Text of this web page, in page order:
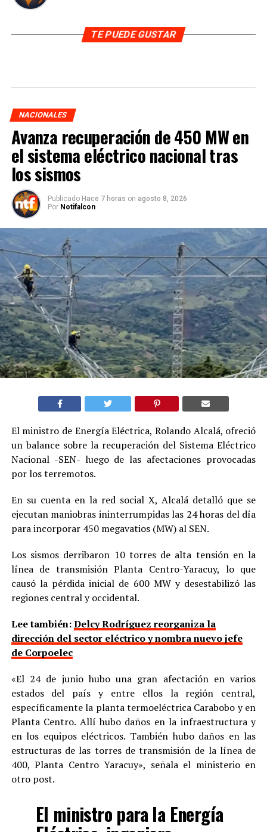
TE PUEDE GUSTAR
NACIONALES
Avanza recuperación de 450 MW en
el sistema eléctrico nacional tras
los sismos
Publicado Hace 7 horas on agosto 8, 2026
Por Notifalcon
El ministro de Energía Eléctrica, Rolando Alcalá, ofreció
un balance sobre la recuperación del Sistema Eléctrico
Nacional -SEN- luego de las afectaciones provocadas
por los terremotos.
En su cuenta en la red social X, Alcalá detalló que se
ejecutan maniobras ininterrumpidas las 24 horas del día
para incorporar 450 megavatios (MW) al SEN.
Los sismos derribaron 10 torres de alta tensión en la
línea de transmisión Planta Centro-Yaracuy, lo que
causó la pérdida inicial de 600 MW y desestabilizó las
regiones central y occidental.
Lee también:Delcy Rodríguez reorganiza la
dirección del sector eléctrico y nombra nuevo jefe
de Corpoelec
«El 24 de junio hubo una gran afectación en varios
estados del país y entre ellos la región central,
específicamente la planta termoeléctrica Carabobo y en
Planta Centro. Allí hubo daños en la infraestructura y
en los equipos eléctricos. También hubo daños en las
estructuras de las torres de transmisión de la línea de
400, Planta Centro Yaracuy», señala el ministerio en
otro post.
El ministro para la Energía